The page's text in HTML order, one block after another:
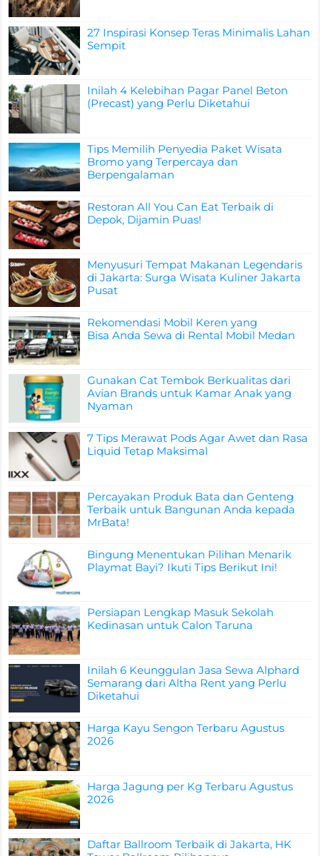
27 Inspirasi Konsep Teras Minimalis Lahan
Sempit
Inilah 4 Kelebihan Pagar Panel Beton
(Precast) yang Perlu Diketahui
Tips Memilih Penyedia Paket Wisata
Bromo yang Terpercaya dan
Berpengalaman
Restoran All You Can Eat Terbaik di
Depok, Dijamin Puas!
Menyusuri Tempat Makanan Legendaris
di Jakarta: Surga Wisata Kuliner Jakarta
Pusat
Rekomendasi Mobil Keren yang
Bisa Anda Sewa di Rental Mobil Medan
Gunakan Cat Tembok Berkualitas dari
Avian Brands untuk Kamar Anak yang
Nyaman
7 Tips Merawat Pods Agar Awet dan Rasa
Liquid Tetap Maksimal
Percayakan Produk Bata dan Genteng
Terbaik untuk Bangunan Anda kepada
MrBata!
Bingung Menentukan Pilihan Menarik
Playmat Bayi? Ikuti Tips Berikut Ini!
Persiapan Lengkap Masuk Sekolah
Kedinasan untuk Calon Taruna
Inilah 6 Keunggulan Jasa Sewa Alphard
Semarang dari Altha Rent yang Perlu
Diketahui
Harga Kayu Sengon Terbaru Agustus
2026
Harga Jagung per Kg Terbaru Agustus
2026
Daftar Ballroom Terbaik di Jakarta, HK